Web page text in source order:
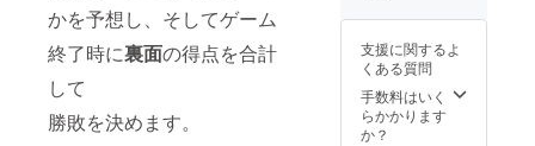
かを予想し、そしてゲーム
終了時に裏面の得点を合計
して
勝敗を決めます。
スト風
ます。
※ご支援
時にご
希望の
お名前
支援に関するよ
くある質問
手数料はいく
らかかります
か？